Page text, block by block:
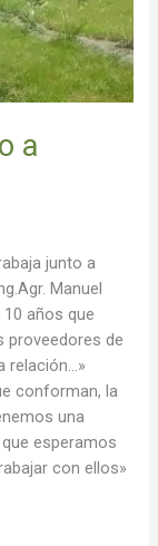
a
junto a
Manuel
años que
proveedores de
relación…»
conforman, la
una
esperamos
con ellos»